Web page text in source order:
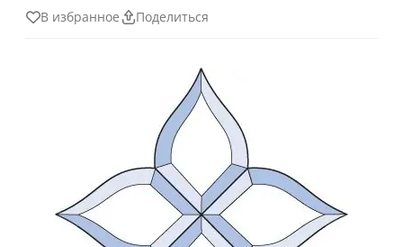
В избранное Поделиться